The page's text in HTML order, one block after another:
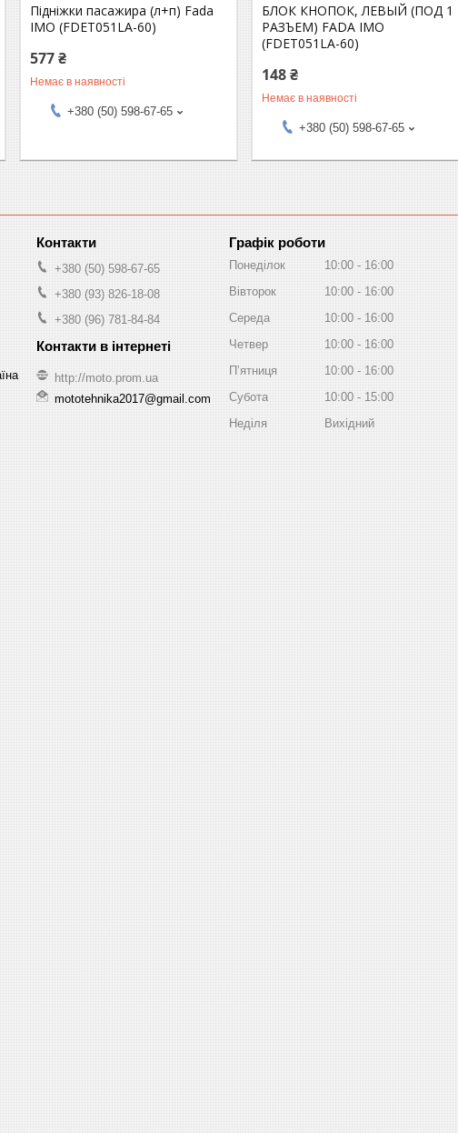
Підніжки пасажира (л+п) Fada
IMO (FDET051LA-60)
577 ₴
Немає в наявності
+380 (50) 598-67-65
БЛОК КНОПОК, ЛЕВЫЙ (ПОД 1
РАЗЪЕМ) FADA IMO
(FDET051LA-60)
148 ₴
Немає в наявності
+380 (50) 598-67-65
+380 (50) 598-67-65
+380 (93) 826-18-08
+380 (96) 781-84-84
http://moto.prom.ua
mototehnika2017@gmail.com
Графік роботи
Понеділок 10:00
16:00
Вівторок
10:00
16:00
Середа
10:00
16:00
Четвер
10:00
16:00
Пʼятниця
10:00
16:00
Субота
10:00
15:00
Неділя
Вихідний